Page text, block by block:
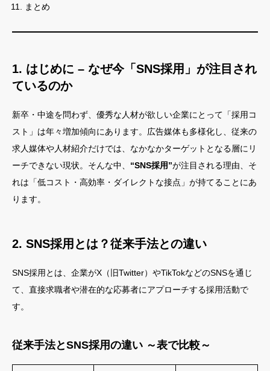
まとめ
1. はじめに – なぜ今「SNS採用」が注目され
ているのか
新卒・中途を問わず、優秀な人材が欲しい企業にとって「採用コ
スト」は年々増加傾向にあります。広告媒体も多様化し、従来の
求人媒体や人材紹介だけでは、なかなかターゲットとなる層にリ
ーチできない現状。そんな中、 “SNS採用”が注目される理由、そ
れは「低コスト・高効率・ダイレクトな接点」が持てることにあ
ります。
2. SNS採用とは？従来手法との違い
SNS採用とは、企業がX（旧Twitter）やTikTokなどのSNSを通じ
て、直接求職者や潜在的な応募者にアプローチする採用活動で
す。
従来手法とSNS採用の違い ～表で比較～